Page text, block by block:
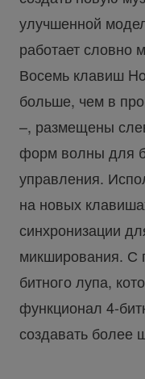
улучшенной
работает словно
Восемь клавиш
больше, чем в
–, размещены
форм волны для
управления.
на новых
синхронизации
микширования. С
битного лупа,
функционал 4-
создавать более